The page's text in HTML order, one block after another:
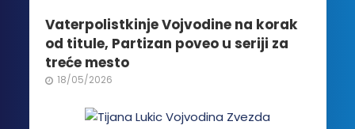
Vaterpolistkinje Vojvodine na korak
od titule, Partizan poveo u seriji za
treće mesto
18/05/2026